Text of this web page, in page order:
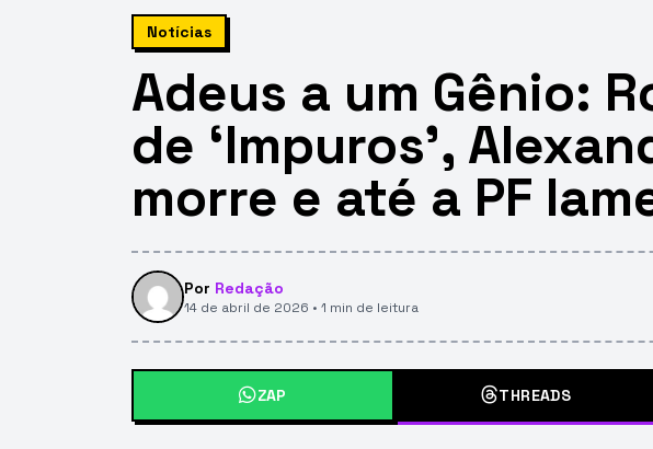
Notícias
Adeus a um Gênio:
de ‘Impuros’,
morre e até a PF
Por Redação
14 de abril de 2026 • 1 min de leitura
ZAP THREADS